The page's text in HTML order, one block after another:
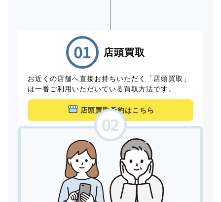
店頭買取
お近くの店舗へ直接お持ちいただく「店頭買取」
は一番ご利用いただいている買取方法です。
店頭買取予約はこちら